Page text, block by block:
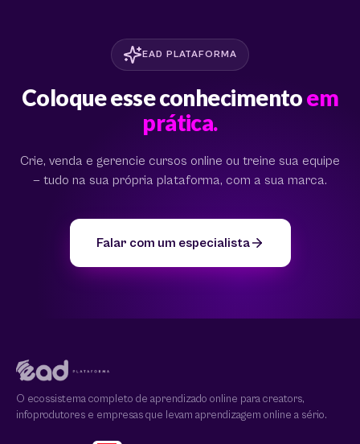
EAD PLATAFORMA
Coloque esse conhecimentoem
prática.
Crie, venda e gerencie cursos online ou treine sua equipe
— tudo na sua própria plataforma, com a sua marca.
Falar com um especialista
O ecossistema completo de aprendizado online para creators,
infoprodutores e empresas que levam aprendizagem online a sério.